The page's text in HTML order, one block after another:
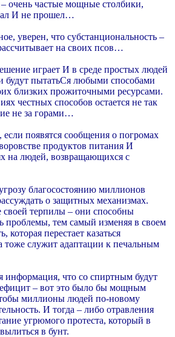
– очень частые мощные столбики,
И не прошел…
уверен, что субстанциональность –
на своих псов…
играет И в среде простых людей
пытатьСя любыми способами
близких прожиточными ресурсами.
честных способов остается не так
не за горами…
появятся сообщения о погромах
продуктов питания И
на людей, возвращающихся с
благосостоянию миллионов
о защитных механизмах.
своей терпилы – они способны
проблемы, тем самый изменяя в своем
которая перестает казаться
служит адаптации к печальным
информация, что со спиртным будут
– вот это было бы мощным
миллионы людей по-новому
И тогда – либо отравления
угрюмого протеста, который в
в бунт.